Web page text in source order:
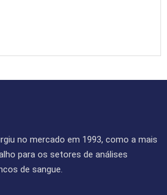
no mercado em 1993, como a mais
para os setores de análises
de sangue.